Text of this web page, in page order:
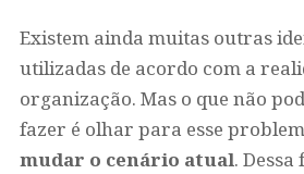
Existem ainda muitas outras
utilizadas de acordo com a
organização. Mas o que não
fazer é olhar para esse
mudar o cenário atual. Dessa